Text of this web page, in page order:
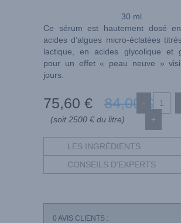
30 ml
Ce sérum est hautement dosé
acides d’algues micro-éclatées
lactique, en acides glycolique et
pour un effet « peau neuve »
jours.
75,60 € 84,00 €
(soit 2500 € du litre)
-
+
LES INGRÉDIENTS
CONSEILS D'EXPERTS
0 AVIS CLIENTS :